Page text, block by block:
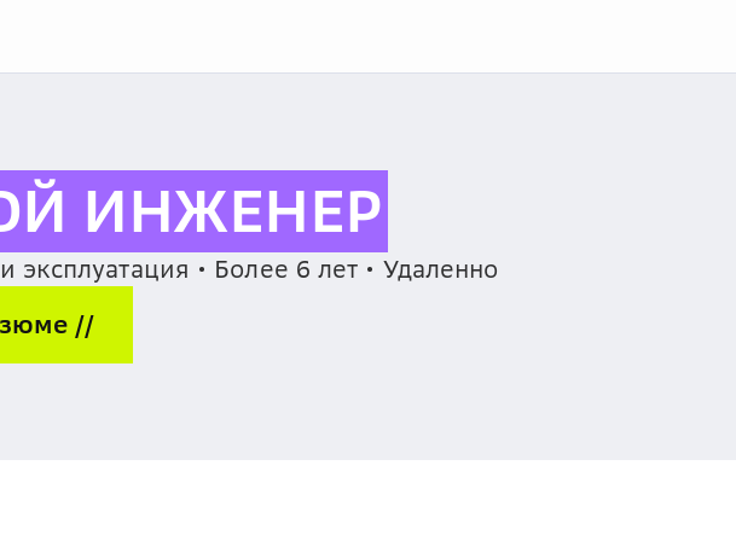
ИНЖЕНЕР
эксплуатация • Более 6 лет • Удаленно
//